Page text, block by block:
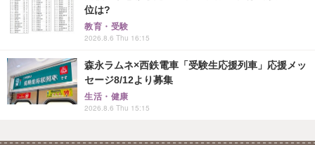
位は?
教育・受験
2026.8.6 Thu 16:15
森永ラムネ×西鉄電車「受験生応援列車」応援メッ
セージ8/12より募集
生活・健康
2026.8.6 Thu 15:15